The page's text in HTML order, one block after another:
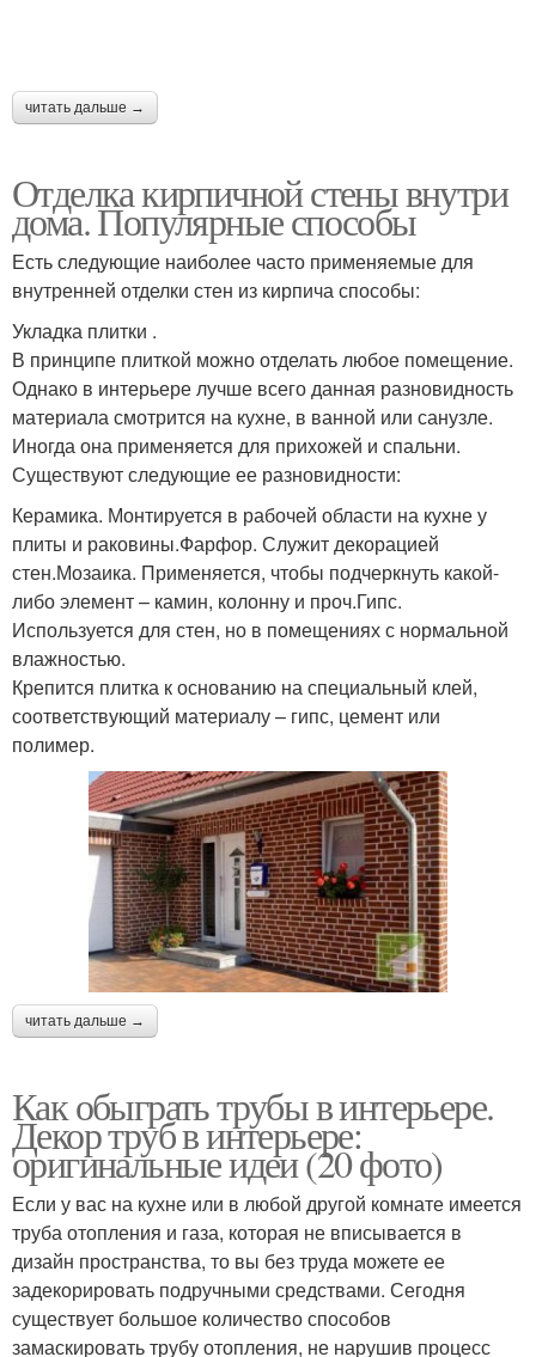
читать дальше →
Отделка кирпичной стены внутри
дома. Популярные способы
Есть следующие наиболее часто применяемые для
внутренней отделки стен из кирпича способы:
Укладка плитки .
В принципе плиткой можно отделать любое помещение.
Однако в интерьере лучше всего данная разновидность
материала смотрится на кухне, в ванной или санузле.
Иногда она применяется для прихожей и спальни.
Существуют следующие ее разновидности:
Керамика. Монтируется в рабочей области на кухне у
плиты и раковины.Фарфор. Служит декорацией
стен.Мозаика. Применяется, чтобы подчеркнуть какой-
либо элемент – камин, колонну и проч.Гипс.
Используется для стен, но в помещениях с нормальной
влажностью.
Крепится плитка к основанию на специальный клей,
соответствующий материалу – гипс, цемент или
полимер.
читать дальше →
Как обыграть трубы в интерьере.
Декор труб в интерьере:
оригинальные идеи (20 фото)
Если у вас на кухне или в любой другой комнате имеется
труба отопления и газа, которая не вписывается в
дизайн пространства, то вы без труда можете ее
задекорировать подручными средствами. Сегодня
существует большое количество способов
замаскировать трубу отопления, не нарушив процесс